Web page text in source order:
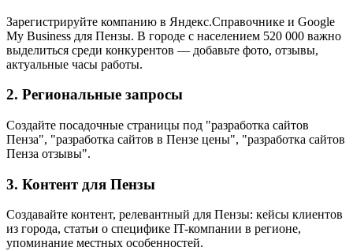
Зарегистрируйте компанию в Яндекс.Справочнике и Google
My Business для Пензы. В городе с населением 520 000 важно
выделиться среди конкурентов — добавьте фото, отзывы,
актуальные часы работы.
2. Региональные запросы
Создайте посадочные страницы под "разработка сайтов
Пенза", "разработка сайтов в Пензе цены", "разработка сайтов
Пенза отзывы".
3. Контент для Пензы
Создавайте контент, релевантный для Пензы: кейсы клиентов
из города, статьи о специфике IT-компании в регионе,
упоминание местных особенностей.